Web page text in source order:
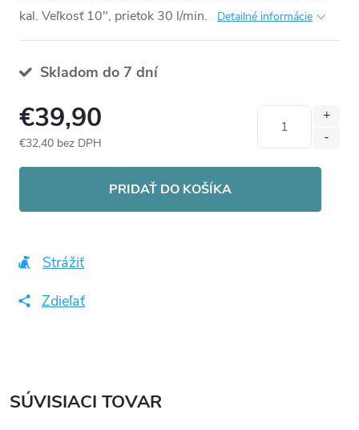
kal. Veľkosť 10", prietok 30 l/min.
Detailné informácie
Skladom do 7 dní
€39,90
€32,40 bez DPH
PRIDAŤ DO KOŠÍKA
Strážiť
Zdieľať
SÚVISIACI TOVAR